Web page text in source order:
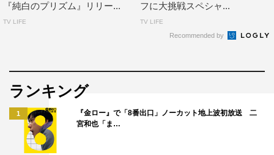
『純白のプリズム』リリー...
TV LIFE
フに大挑戦スペシャ...
TV LIFE
Recommended by
ランキング
1
『金ロー』で「8番出口」ノーカット地上波初放送 二
宮和也「ま…